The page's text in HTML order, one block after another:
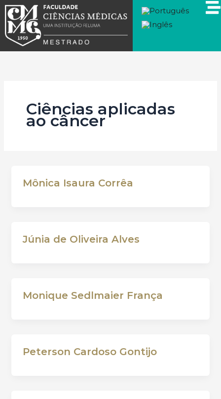
para
conteúdo
Ciências aplicadas
ao câncer
Mônica Isaura Corrêa
Júnia de Oliveira Alves
Monique Sedlmaier França
Peterson Cardoso Gontijo